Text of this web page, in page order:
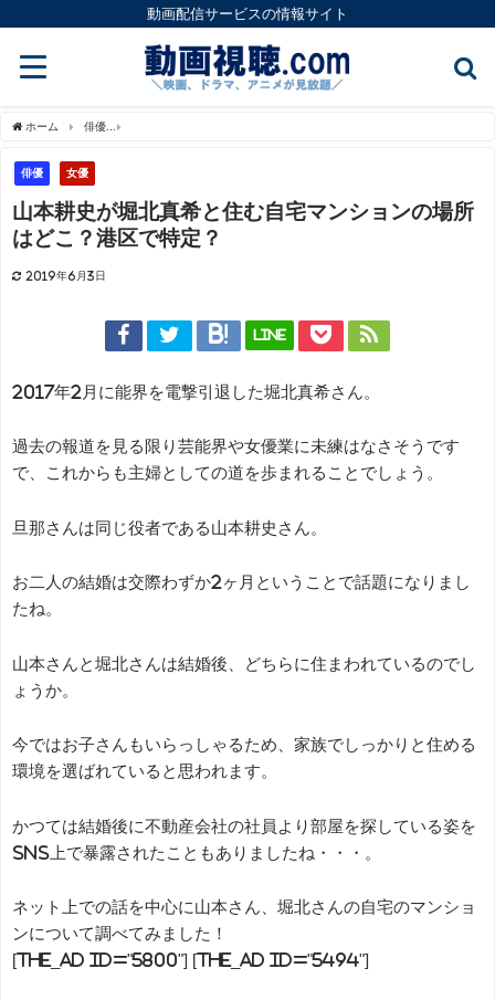
動画配信サービスの情報サイト
ホーム 俳優
俳優 女優
山本耕史が堀北真希と住む自宅マンションの場所
はどこ？港区で特定？
2019年6月3日
LINE
2017年2月に能界を電撃引退した堀北真希さん。
過去の報道を見る限り芸能界や女優業に未練はなさそうです
で、これからも主婦としての道を歩まれることでしょう。
旦那さんは同じ役者である山本耕史さん。
お二人の結婚は交際わずか2ヶ月ということで話題になりまし
たね。
山本さんと堀北さんは結婚後、どちらに住まわれているのでし
ょうか。
今ではお子さんもいらっしゃるため、家族でしっかりと住める
環境を選ばれていると思われます。
かつては結婚後に不動産会社の社員より部屋を探している姿を
SNS上で暴露されたこともありましたね・・・。
ネット上での話を中心に山本さん、堀北さんの自宅のマンショ
ンについて調べてみました！
[the_ad id="5800"] [the_ad id="5494"]